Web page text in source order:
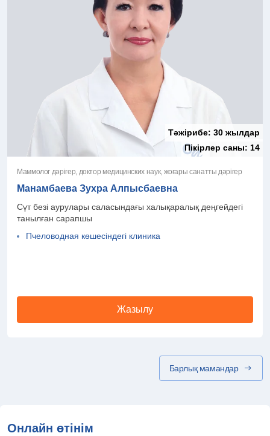
Тәжірибе: 30 жылдар
Пікірлер саны: 14
Маммолог дәрігер, доктор медицинских наук, жоғары санатты дәрігер
Манамбаева Зухра Алпысбаевна
Сүт безі аурулары саласындағы халықаралық деңгейдегі
танылған сарапшы
Пчеловодная көшесіндегі клиника
Жазылу
Барлық мамандар
Онлайн өтінім